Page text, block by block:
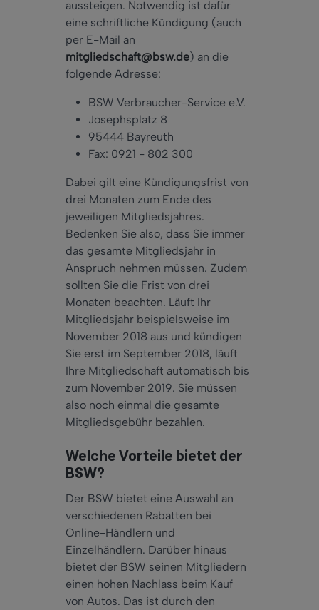
aussteigen. Notwendig ist dafür
eine schriftliche Kündigung (auch
per E-Mail an
mitgliedschaft@bsw.de) an die
folgende Adresse:
BSW Verbraucher-Service e.V.
Josephsplatz 8
95444 Bayreuth
Fax: 0921 - 802 300
Dabei gilt eine Kündigungsfrist von
drei Monaten zum Ende des
jeweiligen Mitgliedsjahres.
Bedenken Sie also, dass Sie immer
das gesamte Mitgliedsjahr in
Anspruch nehmen müssen. Zudem
sollten Sie die Frist von drei
Monaten beachten. Läuft Ihr
Mitgliedsjahr beispielsweise im
November 2018 aus und kündigen
Sie erst im September 2018, läuft
Ihre Mitgliedschaft automatisch bis
zum November 2019. Sie müssen
also noch einmal die gesamte
Mitgliedsgebühr bezahlen.
Welche Vorteile bietet der
BSW?
Der BSW bietet eine Auswahl an
verschiedenen Rabatten bei
Online-Händlern und
Einzelhändlern. Darüber hinaus
bietet der BSW seinen Mitgliedern
einen hohen Nachlass beim Kauf
von Autos. Das ist durch den